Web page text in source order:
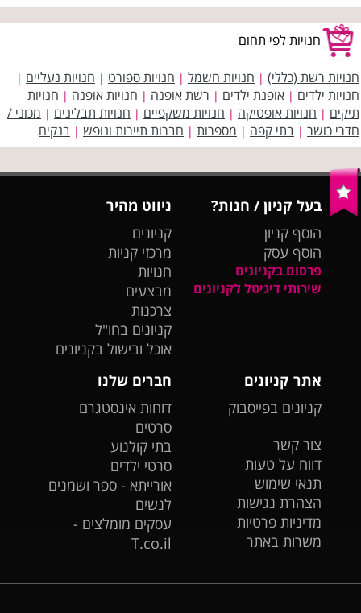
חנויות לפי תחום
חנויות רשת (כללי) | חנויות חשמל | חנויות ספורט | חנויות נעליים |
חנויות ילדים | אופנת ילדים | רשת אופנה | חנויות אופנה | חנויות
תיקים | חנויות אופטיקה | חנויות משקפיים | חנויות תבלינים | מכוני /
חדרי כושר | בתי קפה | מספרות | חברות תיירות ונופש | בנקים
בעל קניון / חנות?
הוסף קניון
הוסף עסק
פרסום בקניונים
שירותי דיגיטל לקניונים
ניווט מהיר
קניונים
מרכזי קניות
חנויות
מבצעים
צרכנות
קניונים בחו"ל
אוכל ובישול בקניונים
אתר קניונים
קניונים בפייסבוק
צור קשר
דווח על טעות
תנאי שימוש
הצהרת נגישות
מדיניות פרטיות
משרות באתר
חברים שלנו
דוחות אינסטגרם
סרטים
בתי קולנוע
סרטי ילדים
אורייתא - ספר ושמנים
לנשים
עסקים מומלצים -
T.co.il